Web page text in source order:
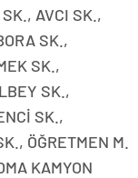
AVCI SK.,
SK.,
SK.,
SK.,
SK.,
ÖĞRETMEN M.
KAMYON